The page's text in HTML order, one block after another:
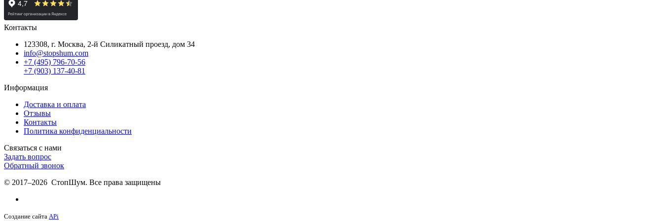
Контакты
123308, г. Москва, 2-й Силикатный проезд, дом 34
info@stopshum.com
+7 (495) 796-70-56
+7 (903) 137-40-81
Информация
Доставка и оплата
Отзывы
Контакты
Политика конфиденциальности
Связаться с нами
Задать вопрос
Обратный звонок
© 2017–2026 СтопШум. Все права защищены
Создание сайта APi